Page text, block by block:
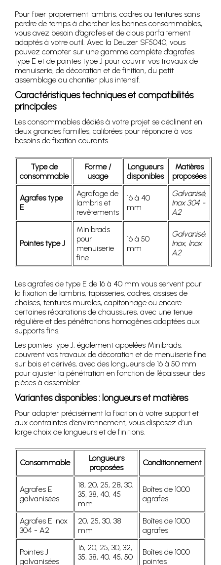
Pour fixer proprement lambris, cadres ou tentures sans
perdre de temps à chercher les bonnes consommables,
vous avez besoin d’agrafes et de clous parfaitement
adaptés à votre outil. Avec la Deuzer SF5040, vous
pouvez compter sur une gamme complète d’agrafes
type E et de pointes type J pour couvrir vos travaux de
menuiserie, de décoration et de finition, du petit
assemblage au chantier plus intensif.
Caractéristiques techniques et compatibilités
principales
Les consommables dédiés à votre projet se déclinent en
deux grandes familles, calibrées pour répondre à vos
besoins de fixation courants.
Type de
consommable
Forme /
usage
Longueurs
disponibles
Matières
proposées
Agrafes type
E
Agrafage de
lambris et
revêtements
16 à 40
mm
Galvanisé,
Inox 304 -
A2
Pointes type J
Minibrads
pour
menuiserie
fine
16 à 50
mm
Galvanisé,
Inox, Inox
A2
Les agrafes de type E de 16 à 40 mm vous servent pour
la fixation de lambris, tapisseries, cadres, assises de
chaises, tentures murales, capitonnage ou encore
certaines réparations de chaussures, avec une tenue
régulière et des pénétrations homogènes adaptées aux
supports fins.
Les pointes type J, également appelées Minibrads,
couvrent vos travaux de décoration et de menuiserie fine
sur bois et dérivés, avec des longueurs de 16 à 50 mm
pour ajuster la pénétration en fonction de l’épaisseur des
pièces à assembler.
Variantes disponibles : longueurs et matières
Pour adapter précisément la fixation à votre support et
aux contraintes d’environnement, vous disposez d’un
large choix de longueurs et de finitions.
Consommable
Longueurs
proposées
Conditionnement
Agrafes E
galvanisées
18, 20, 25, 28, 30,
35, 38, 40, 45
mm
Boîtes de 1000
agrafes
Agrafes E inox
304 - A2
20, 25, 30, 38
mm
Boîtes de 1000
agrafes
Pointes J
galvanisées
16, 20, 25, 30, 32,
35, 38, 40, 45, 50
Boîtes de 1000
pointes